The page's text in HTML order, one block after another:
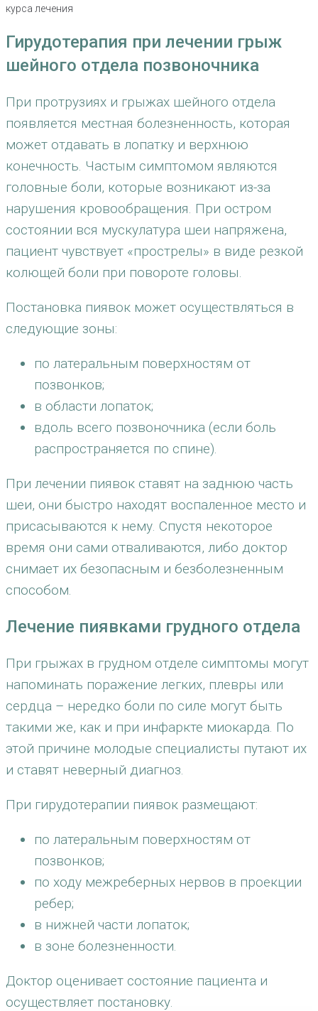
курса лечения
Гирудотерапия при лечении грыж
шейного отдела позвоночника
При протрузиях и грыжах шейного отдела
появляется местная болезненность, которая
может отдавать в лопатку и верхнюю
конечность. Частым симптомом являются
головные боли, которые возникают из-за
нарушения кровообращения. При остром
состоянии вся мускулатура шеи напряжена,
пациент чувствует «прострелы» в виде резкой
колющей боли при повороте головы.
Постановка пиявок может осуществляться в
следующие зоны:
по латеральным поверхностям от
позвонков;
в области лопаток;
вдоль всего позвоночника (если боль
распространяется по спине).
При лечении пиявок ставят на заднюю часть
шеи, они быстро находят воспаленное место и
присасываются к нему. Спустя некоторое
время они сами отваливаются, либо доктор
снимает их безопасным и безболезненным
способом.
Лечение пиявками грудного отдела
При грыжах в грудном отделе симптомы могут
напоминать поражение легких, плевры или
сердца – нередко боли по силе могут быть
такими же, как и при инфаркте миокарда. По
этой причине молодые специалисты путают их
и ставят неверный диагноз.
При гирудотерапии пиявок размещают:
по латеральным поверхностям от
позвонков;
по ходу межреберных нервов в проекции
ребер;
в нижней части лопаток;
в зоне болезненности.
Доктор оценивает состояние пациента и
осуществляет постановку.